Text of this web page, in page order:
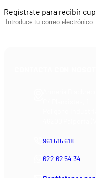
Regístrate para recibir
961 515 618
622 62 54 34